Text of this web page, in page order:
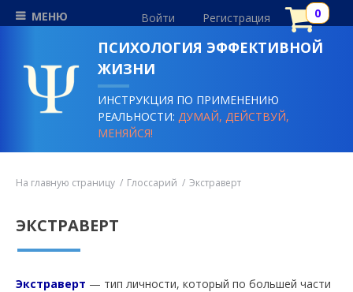
МЕНЮ Войти Регистрация
ПСИХОЛОГИЯ ЭФФЕКТИВНОЙ
ЖИЗНИ
ИНСТРУКЦИЯ ПО ПРИМЕНЕНИЮ
РЕАЛЬНОСТИ:ДУМАЙ, ДЕЙСТВУЙ,
МЕНЯЙСЯ!
На главную страницу Глоссарий Экстраверт
ЭКСТРАВЕРТ
Экстраверт — тип личности, который по большей части